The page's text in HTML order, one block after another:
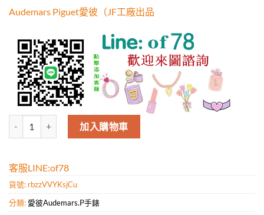
分
Audemars Piguet愛彼（JF工廠出品
Audemars Piguet愛彼（JF工廠出品 數量
加入購物車
客服LINE:of78
貨號: rbzzVVYKsjCu
分類: 愛彼Audemars.P手錶